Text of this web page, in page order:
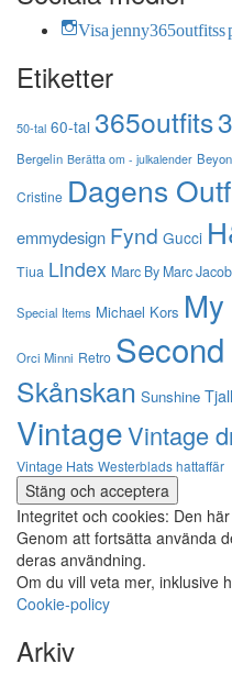
Visa jenny365outfitss
Etiketter
50-tal 60-tal 365outfits
Bergelin Berätta om - julkalender
Cristine Dagens
emmydesign Fynd Gucci
Tiua Lindex Marc By Marc
Special Items Michael Kors
Orci Minni Retro
Skånskan Sunshine
VintageVintage
Vintage Hats Westerblads hattaffär
Integritet och cookies: Den
Genom att fortsätta använda
deras användning.
Om du vill veta mer, inklusive
Cookie-policy
Arkiv